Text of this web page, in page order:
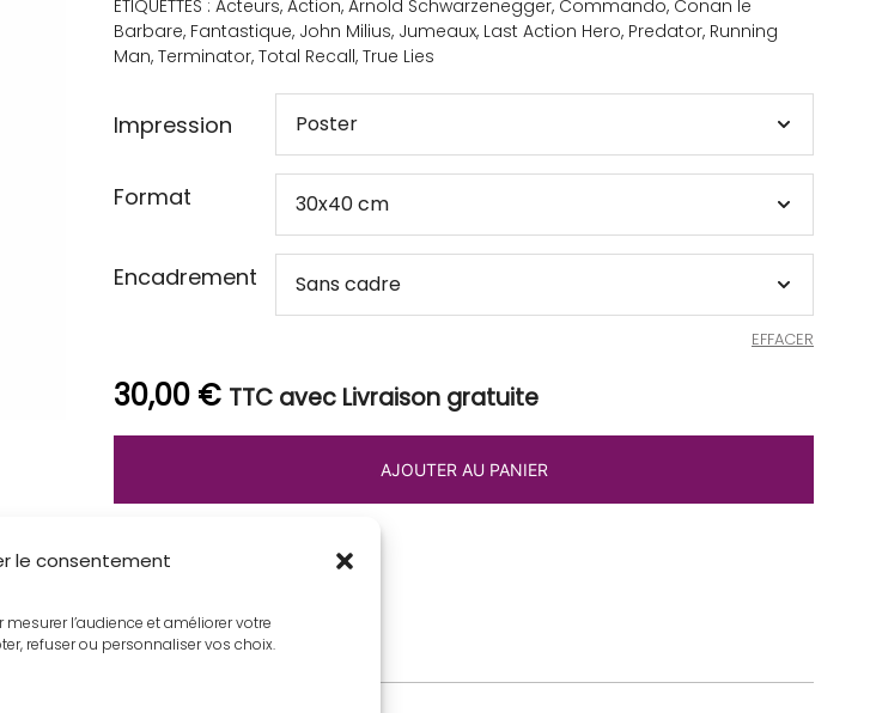
le consentement
l’audience et améliorer votre
refuser ou personnaliser vos choix.
ÉTIQUETTES : Acteurs, Action, Arnold Schwarzenegger, Commando, Conan le
Barbare, Fantastique, John Milius, Jumeaux, Last Action Hero, Predator, Running
Man, Terminator, Total Recall, True Lies
Impression
Format
Encadrement
EFFACER
30,00 € TTC avec Livraison gratuite
AJOUTER AU PANIER
(0)